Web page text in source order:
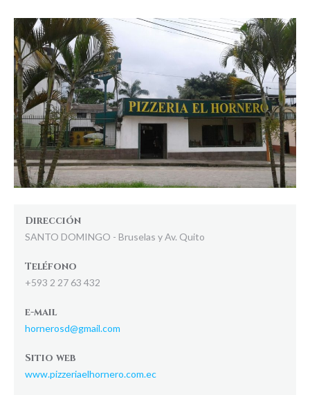
Dirección
SANTO DOMINGO - Bruselas y Av. Quito
Teléfono
+593 2 27 63 432
e-mail
hornerosd@gmail.com
Sitio web
www.pizzeriaelhornero.com.ec